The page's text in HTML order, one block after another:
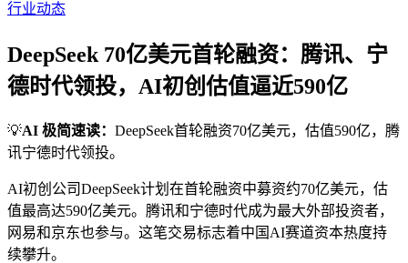
行业动态
DeepSeek 70亿美元首轮融资：腾讯、宁
德时代领投，AI初创估值逼近590亿
💡AI 极简速读： DeepSeek首轮融资70亿美元，估值590亿，腾
讯宁德时代领投。
AI初创公司DeepSeek计划在首轮融资中募资约70亿美元，估
值最高达590亿美元。腾讯和宁德时代成为最大外部投资者，
网易和京东也参与。这笔交易标志着中国AI赛道资本热度持
续攀升。